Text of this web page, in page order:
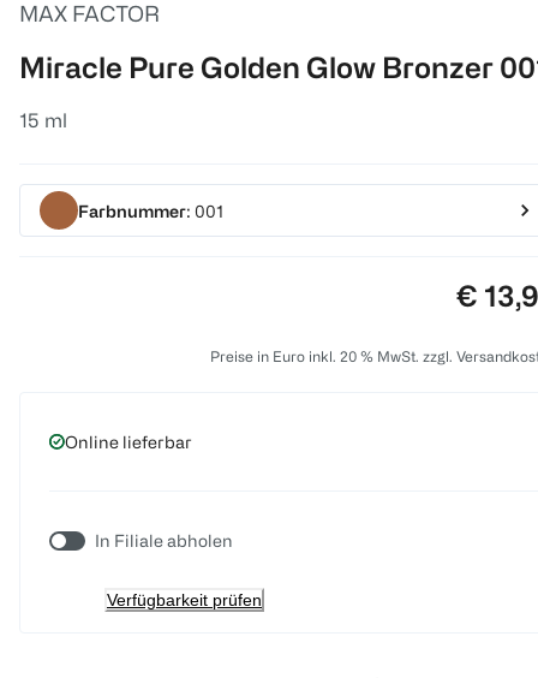
MAX FACTOR
Miracle Pure Golden Glow Bronzer
15 ml
Farbnummer: 001
Preis:
€
Preise in Euro inkl. 20 % MwSt. zzgl.
Online lieferbar
In Filiale abholen
Verfügbarkeit prüfen